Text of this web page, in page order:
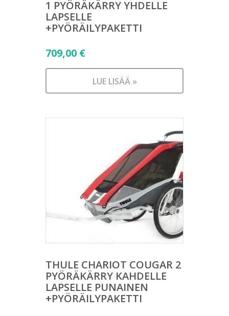
1 PYÖRÄKÄRRY YHDELLE
LAPSELLE
+PYÖRÄILYPAKETTI
709,00 €
LUE LISÄÄ »
THULE CHARIOT COUGAR 2
PYÖRÄKÄRRY KAHDELLE
LAPSELLE PUNAINEN
+PYÖRÄILYPAKETTI